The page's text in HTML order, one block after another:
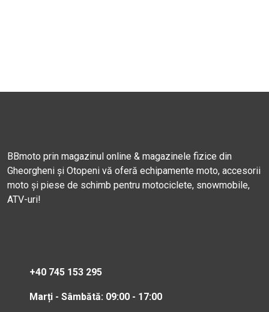
BBmoto prin magazinul online & magazinele fizice din
Gheorgheni și Otopeni vă oferă echipamente moto, accesorii
moto și piese de schimb pentru motociclete, snowmobile,
ATV-uri!
+40 745 153 295
Marți - Sâmbătă: 09:00 - 17:00